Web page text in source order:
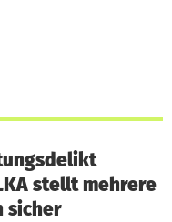
stellt mehrere
sicher